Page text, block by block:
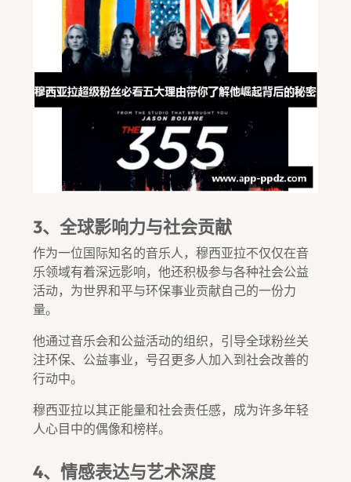
3、全球影响力与社会贡献
作为一位国际知名的音乐人，穆西亚拉不仅仅在音
乐领域有着深远影响，他还积极参与各种社会公益
活动，为世界和平与环保事业贡献自己的一份力
量。
他通过音乐会和公益活动的组织，引导全球粉丝关
注环保、公益事业，号召更多人加入到社会改善的
行动中。
穆西亚拉以其正能量和社会责任感，成为许多年轻
人心目中的偶像和榜样。
4、情感表达与艺术深度